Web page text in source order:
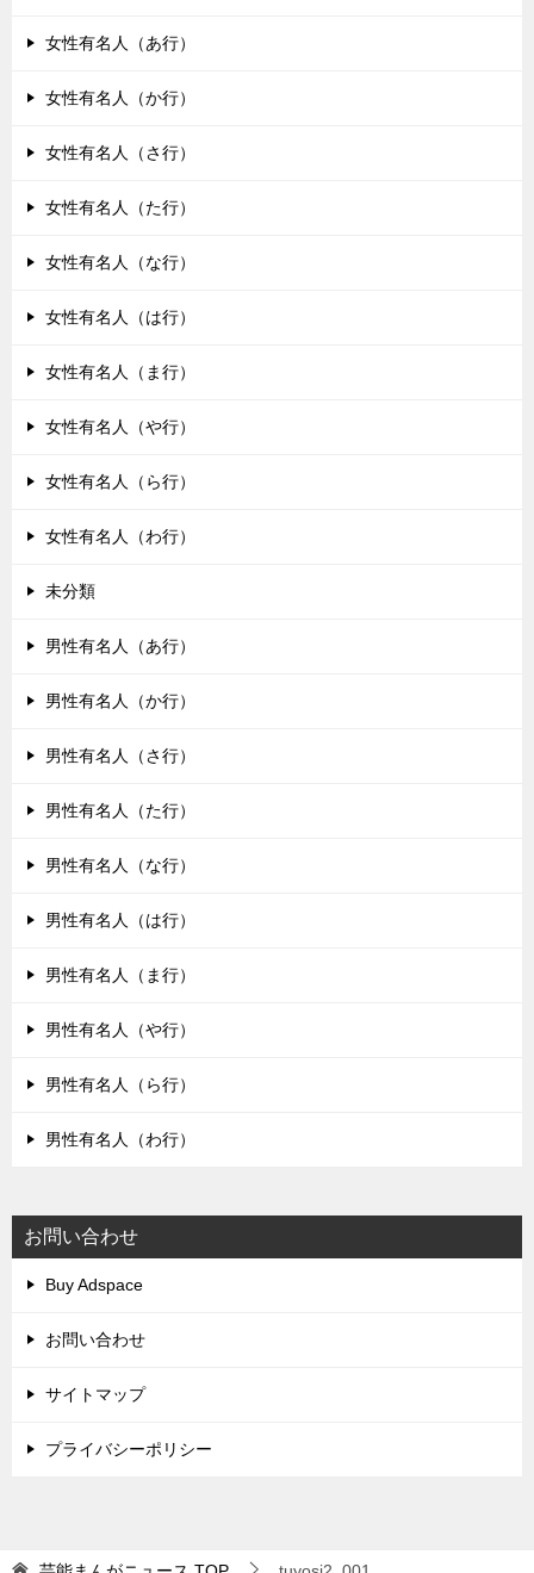
女性有名人（あ行）
女性有名人（か行）
女性有名人（さ行）
女性有名人（た行）
女性有名人（な行）
女性有名人（は行）
女性有名人（ま行）
女性有名人（や行）
女性有名人（ら行）
女性有名人（わ行）
未分類
男性有名人（あ行）
男性有名人（か行）
男性有名人（さ行）
男性有名人（た行）
男性有名人（な行）
男性有名人（は行）
男性有名人（ま行）
男性有名人（や行）
男性有名人（ら行）
男性有名人（わ行）
お問い合わせ
Buy Adspace
お問い合わせ
サイトマップ
プライバシーポリシー